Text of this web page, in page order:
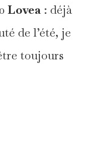
Lovea: déjà
de l’été, je
toujours